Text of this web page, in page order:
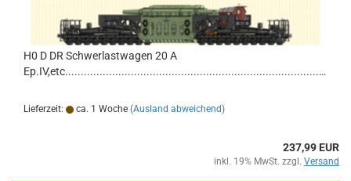
H0 D DR Schwerlastwagen 20 A
Ep.IV,etc...............................................................................................................................
Lieferzeit: ca. 1 Woche (Ausland abweichend)
237,99 EUR
inkl. 19% MwSt. zzgl. Versand